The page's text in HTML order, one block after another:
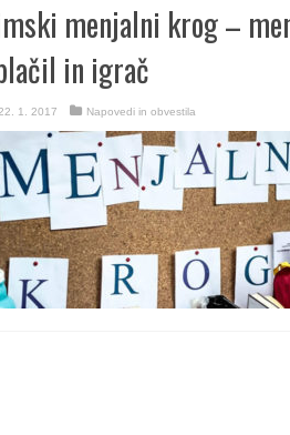
menjalni krog –
in igrač
1. 2017 Napovedi in obvestila